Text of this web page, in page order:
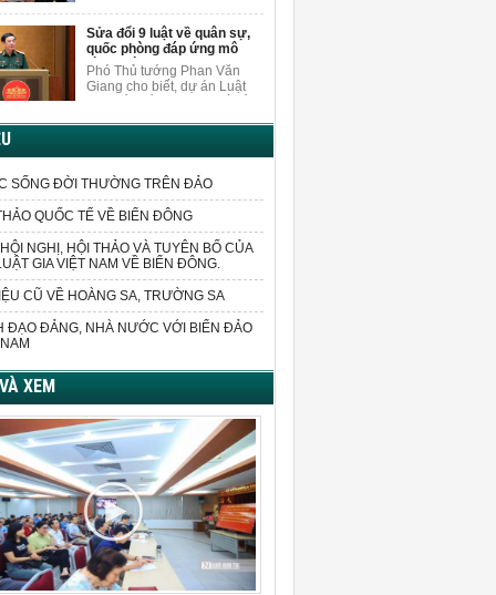
một số điều của Luật Trách
nhiệm bồi thường của Nhà
nước.
Sửa đổi 9 luật về quân sự,
quốc phòng đáp ứng mô
hình chính quyền 2 cấp
Phó Thủ tướng Phan Văn
Giang cho biết, dự án Luật
đề cấp bách phát sinh trong
SỐNG ĐỜI THƯỜNG TRÊN ĐẢO
QUỐC TẾ VỀ BIỂN ĐÔNG
NGHỊ, HỘI THẢO VÀ TUYÊN BỐ CỦA
GIA VIỆT NAM VỀ BIỂN ĐÔNG.
CŨ VỀ HOÀNG SA, TRƯỜNG SA
ĐẠO ĐẢNG, NHÀ NƯỚC VỚI BIỂN ĐẢO
XEM